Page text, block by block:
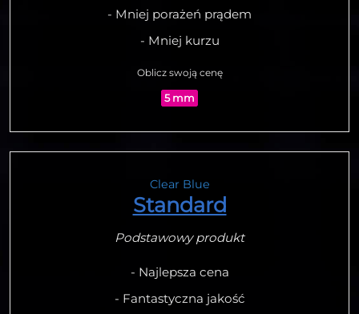
- Mniej porażeń prądem
- Mniej kurzu
Oblicz swoją cenę
5 mm
Clear Blue
Standard
Podstawowy produkt
- Najlepsza cena
- Fantastyczna jakość